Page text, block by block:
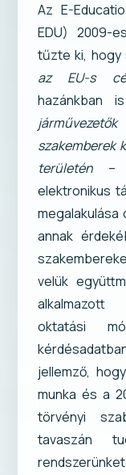
Az E-
EDU) 2009-
tűzte ki, hogy
az EU-s
hazánkban
szakemberek
területén –
elektronikus
annak
velük
alkalmazott
oktatási
jellemző,
munka és a
törvényi
tavaszán